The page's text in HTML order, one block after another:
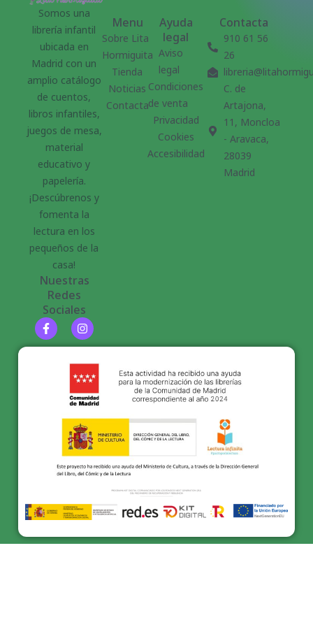
Somos una
librería infantil
ubicada en
Madrid con un
amplio catálogo
de cuentos,
libros infantiles,
juegos de mesa,
material
educativo y
papelería.
¡Descúbrenos y
fomenta la
lectura en los
pequeños de la
casa!
Nuestras
Redes
Sociales
Menu
Sobre Lita
Hormiguita
Tienda
Noticias
Contacta
Ayuda
legal
Aviso
legal
Condiciones
de venta
Privacidad
Cookies
Accesibilidad
Contacta
910 61 56
26
C. de
Artajona,
11, Moncloa
- Aravaca,
28039
Madrid